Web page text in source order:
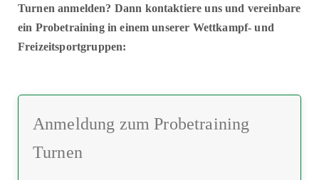
Turnen anmelden? Dann kontaktiere uns und vereinbare
ein Probetraining in einem unserer Wettkampf- und
Freizeitsportgruppen:
Anmeldung zum Probetraining
Turnen